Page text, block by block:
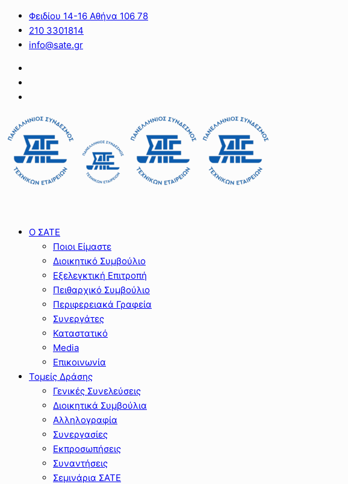
Φειδίου 14-16 Αθήνα 106 78
210 3301814
info@sate.gr
Ο ΣΑΤΕ
Ποιοι Είμαστε
Διοικητικό Συμβούλιο
Εξελεγκτική Επιτροπή
Πειθαρχικό Συμβούλιο
Περιφερειακά Γραφεία
Συνεργάτες
Καταστατικό
Media
Επικοινωνία
Τομείς Δράσης
Γενικές Συνελεύσεις
Διοικητικά Συμβούλια
Αλληλογραφία
Συνεργασίες
Εκπροσωπήσεις
Συναντήσεις
Σεμινάρια ΣΑΤΕ